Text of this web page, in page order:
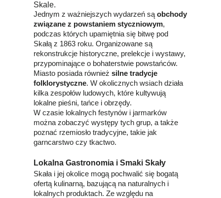
Skale.
Jednym z ważniejszych wydarzeń są obchody
związane z powstaniem styczniowym,
podczas których upamiętnia się bitwę pod
Skałą z 1863 roku. Organizowane są
rekonstrukcje historyczne, prelekcje i wystawy,
przypominające o bohaterstwie powstańców.
Miasto posiada również silne tradycje
folklorystyczne. W okolicznych wsiach działa
kilka zespołów ludowych, które kultywują
lokalne pieśni, tańce i obrzędy.
W czasie lokalnych festynów i jarmarków
można zobaczyć występy tych grup, a także
poznać rzemiosło tradycyjne, takie jak
garncarstwo czy tkactwo.
Lokalna Gastronomia i Smaki Skały
Skała i jej okolice mogą pochwalić się bogatą
ofertą kulinarną, bazującą na naturalnych i
lokalnych produktach. Ze względu na